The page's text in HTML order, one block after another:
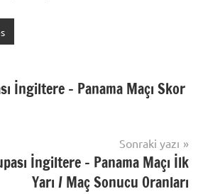
İngiltere – Panama Maçı Skor
Sonraki yazı
İngiltere – Panama Maçı İlk
Yarı / Maç Sonucu Oranları